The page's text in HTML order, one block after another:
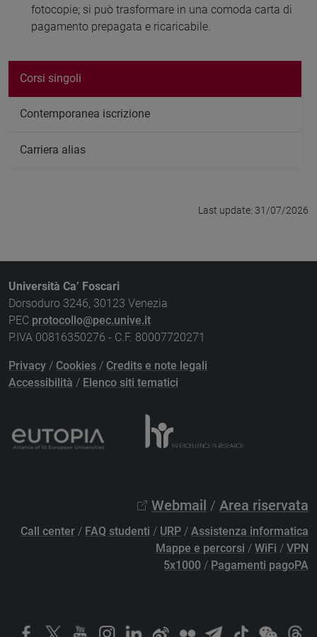
fotocopie; si può trasformare in una comoda carta di
pagamento prepagata e ricaricabile.
Corsi singoli
Contemporanea iscrizione
Carriera alias
Last update: 31/07/2026
Università Ca’ Foscari
Dorsoduro 3246, 30123 Venezia
PEC protocollo@pec.unive.it
P.IVA 00816350276 - C.F. 80007720271
Privacy / Cookies / Credits e note legali
Accessibilità / Elenco siti tematici
Webmail / Area riservata
Call center / FAQ studenti / URP / Assistenza informatica
Mappe e percorsi / WiFi / VPN
5x1000 / Pagamenti pagoPA